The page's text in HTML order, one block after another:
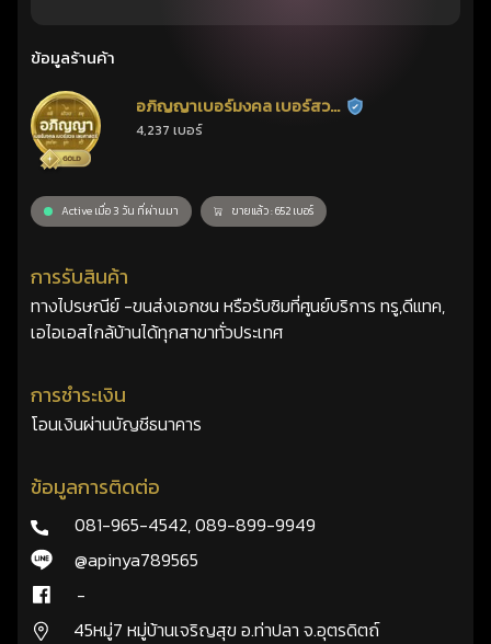
ข้อมูลร้านค้า
อภิญญาเบอร์มงคล เบอร์สวย
เลขศาสตร์
ร้านยืนยันแล้ว
4,237 เบอร์
Active เมื่อ 3 วัน ที่ผ่านมา ขายแล้ว : 652 เบอร์
การรับสินค้า
ทางไปรษณีย์ -ขนส่งเอกชน หรือรับซิมที่ศูนย์บริการ ทรู,ดีแทค,
เอไอเอสไกล้บ้านได้ทุกสาขาทั่วประเทศ
การชำระเงิน
โอนเงินผ่านบัญชีธนาคาร
ข้อมูลการติดต่อ
081-965-4542,089-899-9949
@apinya789565
-
45หมู่7 หมู่บ้านเจริญสุข อ.ท่าปลา จ.อุตรดิตถ์